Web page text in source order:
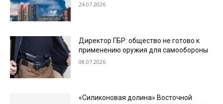
24.07.2026
Директор ГБР: общество не готово к
применению оружия для самообороны
08.07.2026
«Силиконовая долина» Восточной